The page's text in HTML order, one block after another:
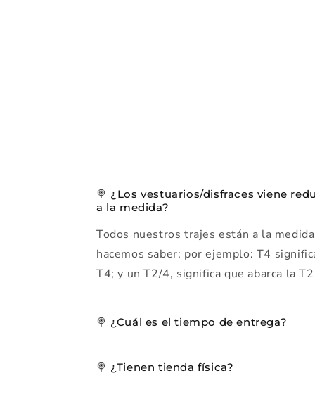
🍭 ¿Los vestuarios/disfraces viene
a la medida?
Todos nuestros trajes están a la
hacemos saber; por ejemplo: T4
T4; y un T2/4, significa que abarca la
🍭 ¿Cuál es el tiempo de entrega?
🍭 ¿Tienen tienda física?